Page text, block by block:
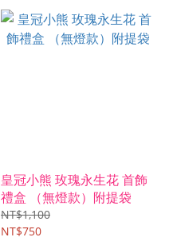
皇冠小熊 玫瑰永生花 首飾
禮盒 （無燈款）附提袋
NT$1,100
NT$750